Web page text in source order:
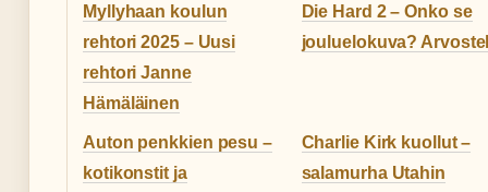
Myllyhaan koulun
rehtori 2025 – Uusi
rehtori Janne
Hämäläinen
Die Hard 2 – Onko se
jouluelokuva?
Auton penkkien pesu –
kotikonstit ja
Charlie Kirk kuollut –
salamurha Utahin